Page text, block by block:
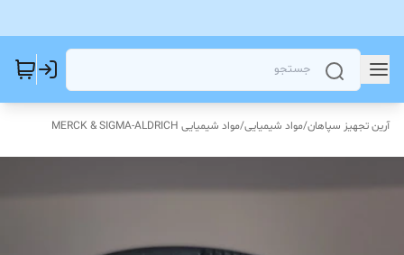
آرین تجهیز سپاهان/مواد شیمیایی/مواد شیمیایی MERCK & SIGMA-ALDRICH